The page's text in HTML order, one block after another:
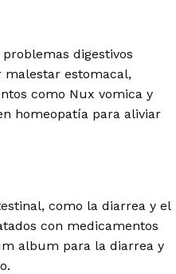
digestivos
estomacal,
como Nux vomica y
homeopatía para aliviar
como la diarrea y el
con medicamentos
album para la diarrea y